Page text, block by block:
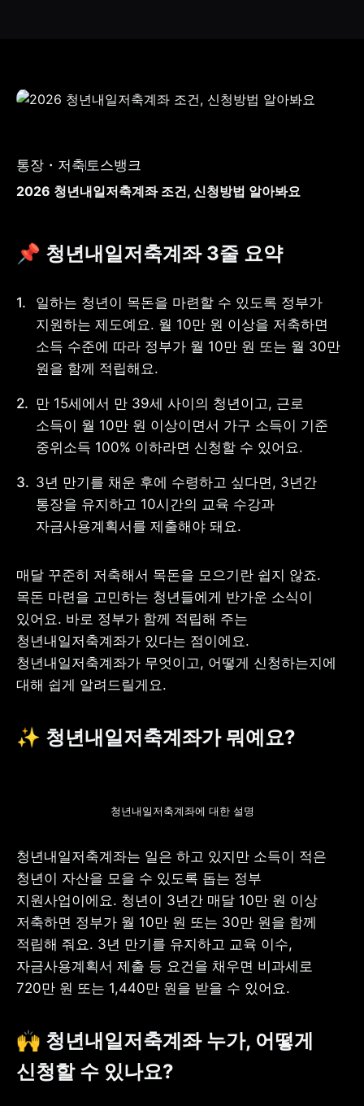
사업자 등록번호 : 462-86-01671
테헤란로 131, 13층 (역삼동,
한국지식재산센터)
대표 : 이은미
고객센터
해외전화 : +82-2-6975-9000
이메일 : help@tossbank.com
개인정보
처리방침
신용정보활용체제
이용자유의사항
보호금융상품등록부
상품공시실
공지사항
준법제보
외부채널
경영공시
통장・저축 토스뱅크
2026 청년내일저축계좌 조건, 신청방법 알아봐요
📌 청년내일저축계좌 3줄 요약
일하는 청년이 목돈을 마련할 수 있도록 정부가
지원하는 제도예요. 월 10만 원 이상을 저축하면
소득 수준에 따라 정부가 월 10만 원 또는 월 30만
원을 함께 적립해요.
만 15세에서 만 39세 사이의 청년이고, 근로
소득이 월 10만 원 이상이면서 가구 소득이 기준
중위소득 100% 이하라면 신청할 수 있어요.
3년 만기를 채운 후에 수령하고 싶다면, 3년간
통장을 유지하고 10시간의 교육 수강과
자금사용계획서를 제출해야 돼요.
매달 꾸준히 저축해서 목돈을 모으기란 쉽지 않죠.
목돈 마련을 고민하는 청년들에게 반가운 소식이
있어요. 바로 정부가 함께 적립해 주는
청년내일저축계좌가 있다는 점이에요.
청년내일저축계좌가 무엇이고, 어떻게 신청하는지에
대해 쉽게 알려드릴게요.
✨ 청년내일저축계좌가 뭐예요?
청년내일저축계좌에 대한 설명
청년내일저축계좌는 일은 하고 있지만 소득이 적은
청년이 자산을 모을 수 있도록 돕는 정부
지원사업이에요. 청년이 3년간 매달 10만 원 이상
저축하면 정부가 월 10만 원 또는 30만 원을 함께
적립해 줘요. 3년 만기를 유지하고 교육 이수,
720만 원 또는 1,440만 원을 받을 수 있어요.
🙌 청년내일저축계좌 누가, 어떻게
신청할 수 있나요?